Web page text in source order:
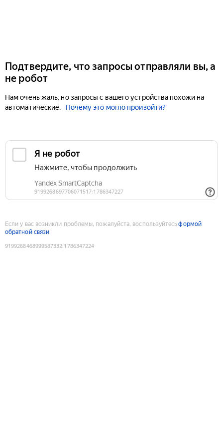
Подтвердите, что запросы отправляли вы, а
не робот
Нам очень жаль, но запросы с вашего устройства похожи на
автоматические.
Почему это могло произойти?
Если у вас возникли проблемы, пожалуйста, воспользуйтесьформой
обратной связи
9199268468999587332:1786347224